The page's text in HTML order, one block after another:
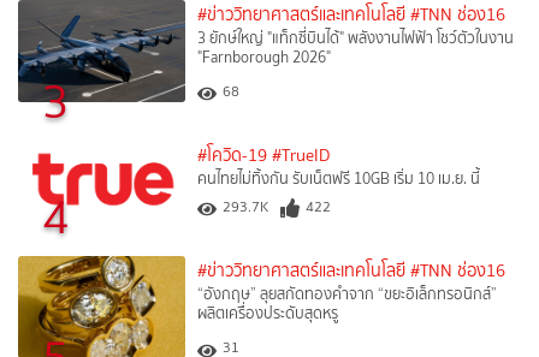
3
#ข่าววิทยาศาสตร์และเทคโนโลยี #TNN ช่อง16
3 ยักษ์ใหญ่ "แท็กซี่บินได้" พลังงานไฟฟ้า โชว์ตัวในงาน
"Farnborough 2026"
68
4
#โควิด-19 #TrueID
คนไทยไม่ทิ้งกัน รับเน็ตฟรี 10GB เริ่ม 10 เม.ย. นี้
293.7K 422
#ข่าววิทยาศาสตร์และเทคโนโลยี #TNN ช่อง16
“อังกฤษ” ลุยสกัดทองคำจาก “ขยะอิเล็กทรอนิกส์”
ผลิตเครื่องประดับสุดหรู
31